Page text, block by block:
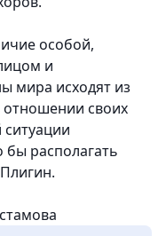
особой,
и
мира исходят из
отношении своих
бы располагать